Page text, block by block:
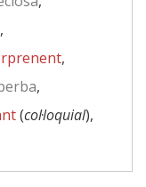
,
,
,
(col·loquial),